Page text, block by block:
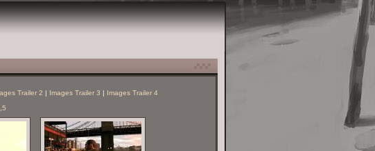
Trailer 2 | Images Trailer 3 | Images Trailer 4
5